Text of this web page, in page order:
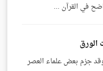
في القرآن ...
الورق
جزم بعض علماء العصر